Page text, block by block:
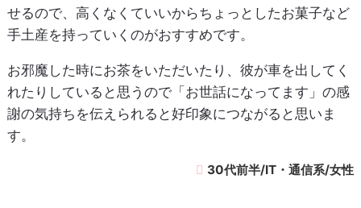
せるので、高くなくていいからちょっとしたお菓子など
手土産を持っていくのがおすすめです。
お邪魔した時にお茶をいただいたり、彼が車を出してく
れたりしていると思うので「お世話になってます」の感
謝の気持ちを伝えられると好印象につながると思いま
す。
30代前半/IT・通信系/女性